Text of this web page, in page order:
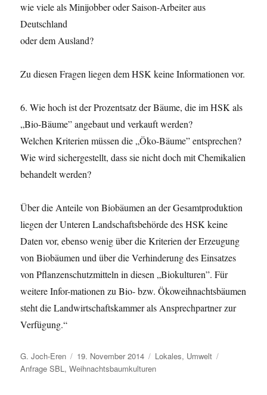
wie viele als Minijobber oder Saison-Arbeiter aus
Deutschland
oder dem Ausland?
Zu diesen Fragen liegen dem HSK keine Informationen vor.
6. Wie hoch ist der Prozentsatz der Bäume, die im HSK als
„Bio-Bäume” angebaut und verkauft werden?
Welchen Kriterien müssen die „Öko-Bäume” entsprechen?
Wie wird sichergestellt, dass sie nicht doch mit Chemikalien
behandelt werden?
Über die Anteile von Biobäumen an der Gesamtproduktion
liegen der Unteren Landschaftsbehörde des HSK keine
Daten vor, ebenso wenig über die Kriterien der Erzeugung
von Biobäumen und über die Verhinderung des Einsatzes
von Pflanzenschutzmitteln in diesen „Biokulturen”. Für
weitere Infor-mationen zu Bio- bzw. Ökoweihnachtsbäumen
steht die Landwirtschaftskammer als Ansprechpartner zur
Verfügung.“
Autor
G. Joch-Eren
Veröffentlicht
am
19. November 2014 Kategorien
Lokales, Umwelt
Anfrage SBL,Weihnachtsbaumkulturen